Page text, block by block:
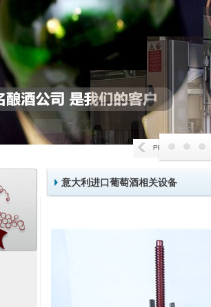
意大利进口葡萄酒相关设备